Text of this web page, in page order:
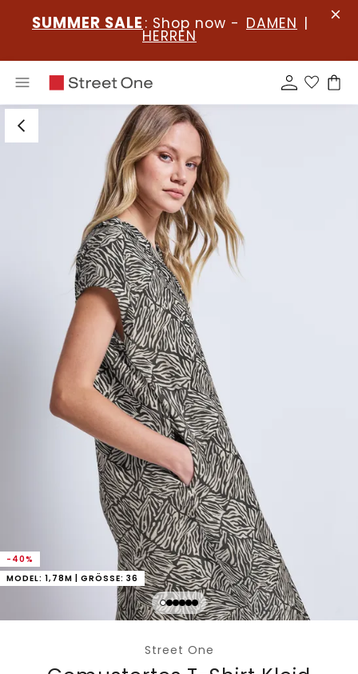
SUMMER SALE : Shop now - DAMEN |
HERREN
-40%
MODEL: 1,78M | GRÖSSE: 36
Street One